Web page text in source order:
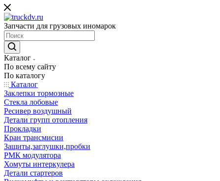
Запчасти для грузовых иномарок
Каталог
По всему сайту
По каталогу
Каталог
Заклепки тормозные
Стекла лобовые
Ресивер воздушный
Детали групп отопления
Прокладки
Кран трансмисии
Защиты,заглушки,пробки
РМК модулятора
Хомуты интеркулера
Детали стартеров